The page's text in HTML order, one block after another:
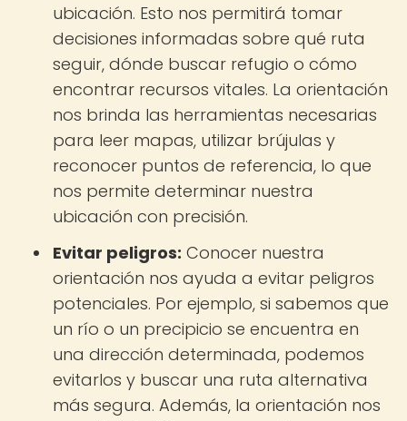
ubicación. Esto nos permitirá tomar
decisiones informadas sobre qué ruta
seguir, dónde buscar refugio o cómo
encontrar recursos vitales. La orientación
nos brinda las herramientas necesarias
para leer mapas, utilizar brújulas y
reconocer puntos de referencia, lo que
nos permite determinar nuestra
ubicación con precisión.
Evitar peligros: Conocer nuestra
orientación nos ayuda a evitar peligros
potenciales. Por ejemplo, si sabemos que
un río o un precipicio se encuentra en
una dirección determinada, podemos
evitarlos y buscar una ruta alternativa
más segura. Además, la orientación nos